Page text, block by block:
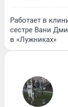
Работает в
сестре Вани
в «Лужниках»